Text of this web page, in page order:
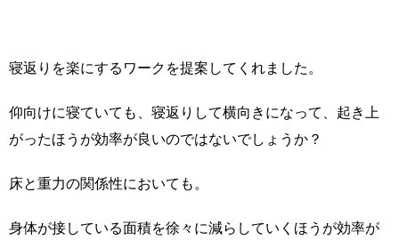
寝返りを楽にするワークを提案してくれました。
仰向けに寝ていても、寝返りして横向きになって、起き上
がったほうが効率が良いのではないでしょうか？
床と重力の関係性においても。
身体が接している面積を徐々に減らしていくほうが効率が